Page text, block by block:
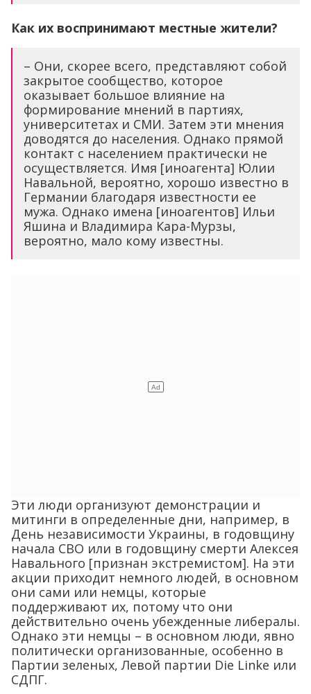
оказывает большое влияние на
университетах и СМИ. Затем эти мнения
доводятся до населения. Однако прямой
контакт с населением практически не
осуществляется. Имя [иноагента] Юлии
Навальной, вероятно, хорошо известно в
Германии благодаря известности ее
мужа. Однако имена [иноагентов] Ильи
Яшина и Владимира Кара-Мурзы,
вероятно, мало кому известны.
Навального [признан экстремистом]. На эти
акции приходит немного людей, в основном
они сами или немцы, которые
поддерживают их, потому что они
действительно очень убежденные либералы.
Однако эти немцы – в основном люди, явно
политически организованные, особенно в
Партии зеленых, Левой партии Die Linke или
СДПГ.
Что можно сказать об антироссийских
акциях, которые проводят беглецы-
либералы в вашей стране? Как это
воспринимают власти и население?